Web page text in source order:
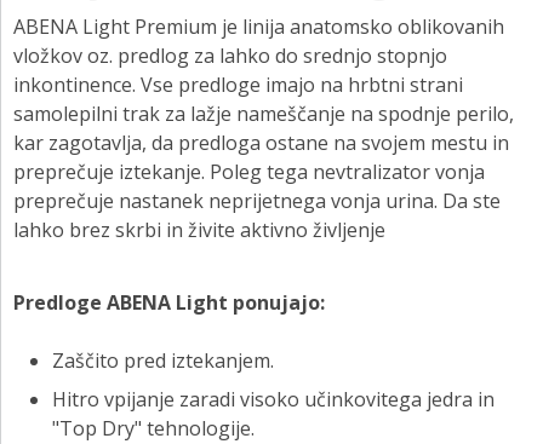
ABENA Light Premium je linija anatomsko oblikovanih
vložkov oz. predlog za lahko do srednjo stopnjo
inkontinence. Vse predloge imajo na hrbtni strani
samolepilni trak za lažje nameščanje na spodnje perilo,
kar zagotavlja, da predloga ostane na svojem mestu in
preprečuje iztekanje. Poleg tega nevtralizator vonja
preprečuje nastanek neprijetnega vonja urina. Da ste
lahko brez skrbi in živite aktivno življenje
Predloge ABENA Light ponujajo:
Zaščito pred iztekanjem.
Hitro vpijanje zaradi visoko učinkovitega jedra in
"Top Dry" tehnologije.